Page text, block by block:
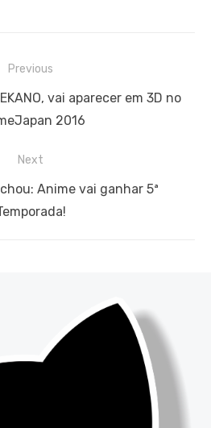
Previous
vai aparecer em 3D no
2016
Next
Anime vai ganhar 5ª